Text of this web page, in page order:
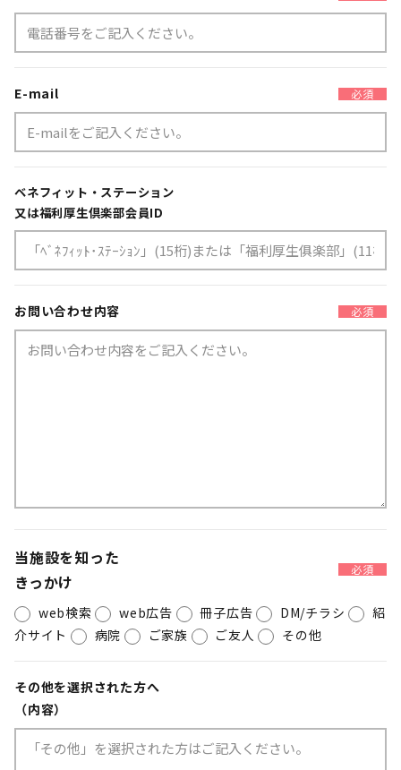
E-mail 必須
ベネフィット・ステーション
又は福利厚生倶楽部会員ID
お問い合わせ内容 必須
当施設を知った
きっかけ
必須
web検索 web広告 冊子広告 DM/チラシ
紹
介サイト
病院 ご家族 ご友人 その他
その他を選択された方へ
（内容）